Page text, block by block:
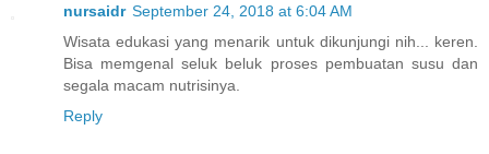
nursaidr September 24, 2018 at 6:04 AM
Wisata edukasi yang menarik untuk dikunjungi nih... keren.
Bisa memgenal seluk beluk proses pembuatan susu dan
segala macam nutrisinya.
Reply